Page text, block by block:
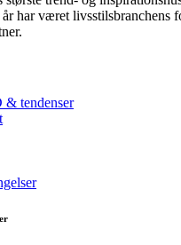
år har været livsstilsbranchens
tendenser